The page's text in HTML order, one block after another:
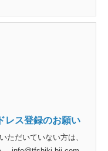
レス登録のお願い
ただいていない方は、